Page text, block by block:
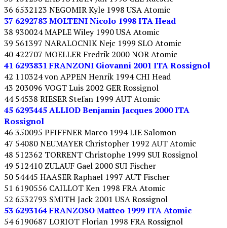
36 6532123 NEGOMIR Kyle 1998 USA Atomic
37 6292783 MOLTENI Nicolo 1998 ITA Head
38 930024 MAPLE Wiley 1990 USA Atomic
39 561397 NARALOCNIK Nejc 1999 SLO Atomic
40 422707 MOELLER Fredrik 2000 NOR Atomic
41 6293831 FRANZONI Giovanni 2001 ITA Rossignol
42 110324 von APPEN Henrik 1994 CHI Head
43 203096 VOGT Luis 2002 GER Rossignol
44 54538 RIESER Stefan 1999 AUT Atomic
45 6293445 ALLIOD Benjamin Jacques 2000 ITA
Rossignol
46 350095 PFIFFNER Marco 1994 LIE Salomon
47 54080 NEUMAYER Christopher 1992 AUT Atomic
48 512362 TORRENT Christophe 1999 SUI Rossignol
49 512410 ZULAUF Gael 2000 SUI Fischer
50 54445 HAASER Raphael 1997 AUT Fischer
51 6190556 CAILLOT Ken 1998 FRA Atomic
52 6532793 SMITH Jack 2001 USA Rossignol
53 6293164 FRANZOSO Matteo 1999 ITA Atomic
54 6190687 LORIOT Florian 1998 FRA Rossignol